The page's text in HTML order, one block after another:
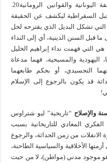
الفيلسوفين الألمانيين يربطانها بالفلسفة اليونانية والقوانين الرومانية20.
السقراطية ليكشف عن الحقيقة
التي تشكل البديل الذي يقترحه لحل
ما قبل السنن الدينية، أي إلى النداء
هي التي فهمت نداء إبراهيم الخليل
اليهودية والمسيحية، فهما مدعاة
التجسيدي، أو بحكم طابعهما
قد يكون بالرجوع إلى الإسلام
والإصلاح “تاريخية” ليو شتراوس
المعادي للتاريخانية بسبب
الانفلات من زمن الحداثة، والرجوع
الأخلاقية والسياسية الطاحنة،
هو موجود مدني (مواطن)، لا من حيث